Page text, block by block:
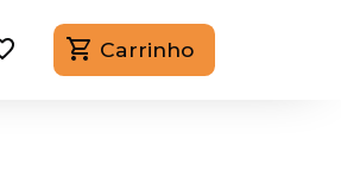
Carrinho